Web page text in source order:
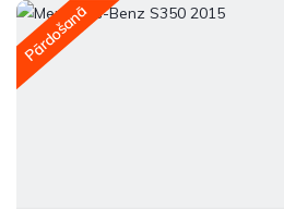
Pārdošanā